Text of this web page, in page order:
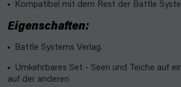
Kompatibel mit dem Rest der Battle
Eigenschaften:
Battle Systems Verlag.
Umkehrbares Set - Seen und Teiche auf
auf der anderen